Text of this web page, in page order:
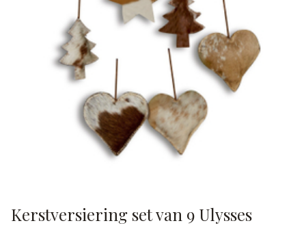
Kerstversiering set van 9 Ulysses